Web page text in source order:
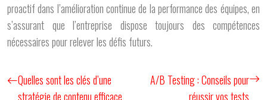
proactif dans l’amélioration continue de la performance des équipes, en
s’assurant que l’entreprise dispose toujours des compétences
nécessaires pour relever les défis futurs.
Quelles sont les clés d’une
stratégie de contenu efficace
A/B Testing : Conseils pour
réussir vos tests